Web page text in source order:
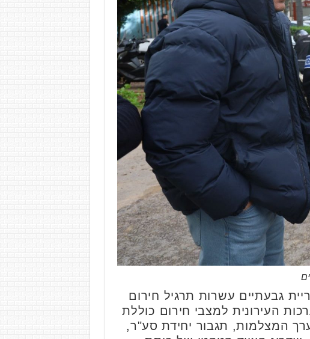
גבעתיים עשרות תרגיל חירום
העירונית למצבי חירום כוללת
המצלמות, תגבור יחידת סע"ר,